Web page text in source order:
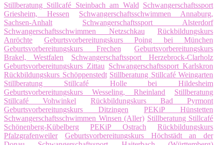
Stillberatung Stillcafé Steinbach am Wald Schwangerschaftssport
Griesheim, Hessen
Schwangerschaftsschwimmen Annaburg,
Sachsen-Anhalt
Schwangerschaftssport Alsterdorf
Schwangerschaftsschwimmen Netzschkau
Rückbildungskurs
Anröchte
Geburtsvorbereitungskurs Poing bei München
Geburtsvorbereitungskurs Frechen
Geburtsvorbereitungskurs
Brakel, Westfalen
Schwangerschaftssport Herzebrock-Clarholz
Geburtsvorbereitungskurs Zittau Schwangerschaftssport Karlskron
Rückbildungskurs Schöppenstedt Stillberatung Stillcafé Weingarten
Stillberatung Stillcafé Holle bei Hildesheim
Geburtsvorbereitungskurs Wesseling, Rheinland
Stillberatung
Stillcafé Vohwinkel
Rückbildungskurs Bad Pyrmont
Geburtsvorbereitungskurs Ditzingen
PEKiP Hünstetten
Schwangerschaftsschwimmen Winsen (Aller) Stillberatung Stillcafé
Schönenberg-Kübelberg
PEKiP Ostrach
Rückbildungskurs
Pfalzgrafenweiler
Geburtsvorbereitungskurs Höchstädt an der